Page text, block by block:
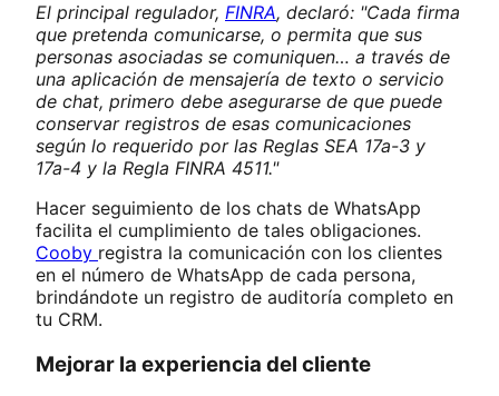
El principal regulador, FINRA, declaró: "Cada firma
que pretenda comunicarse, o permita que sus
personas asociadas se comuniquen… a través de
una aplicación de mensajería de texto o servicio
de chat, primero debe asegurarse de que puede
conservar registros de esas comunicaciones
según lo requerido por las Reglas SEA 17a-3 y
17a-4 y la Regla FINRA 4511."
Hacer seguimiento de los chats de WhatsApp
facilita el cumplimiento de tales obligaciones.
Cooby registra la comunicación con los clientes
en el número de WhatsApp de cada persona,
brindándote un registro de auditoría completo en
tu CRM.
Mejorar la experiencia del cliente